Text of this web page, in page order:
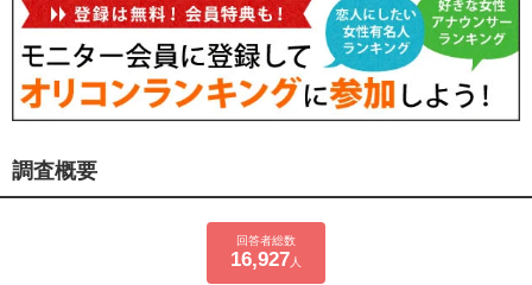
調査概要
回答者総数
16,927 人